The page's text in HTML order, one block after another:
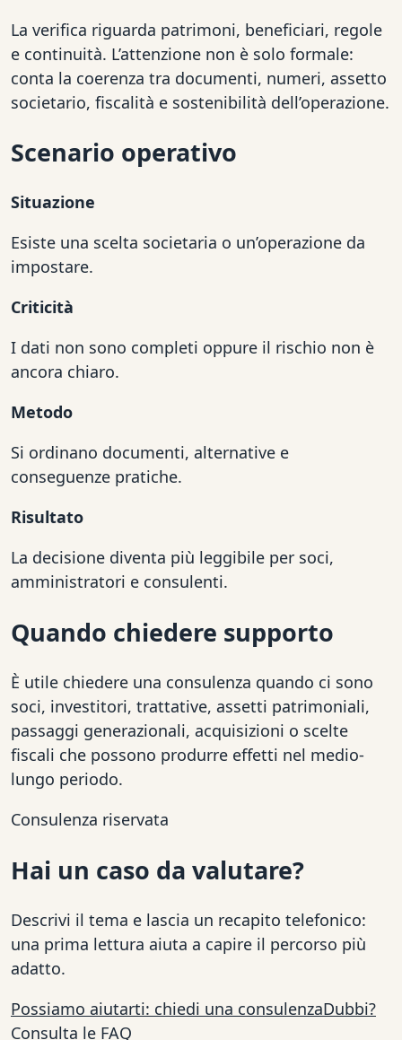
La verifica riguarda patrimoni, beneficiari, regole
e continuità. L’attenzione non è solo formale:
conta la coerenza tra documenti, numeri, assetto
societario, fiscalità e sostenibilità dell’operazione.
Scenario operativo
Situazione
Esiste una scelta societaria o un’operazione da
impostare.
Criticità
I dati non sono completi oppure il rischio non è
ancora chiaro.
Metodo
Si ordinano documenti, alternative e
conseguenze pratiche.
Risultato
La decisione diventa più leggibile per soci,
amministratori e consulenti.
Quando chiedere supporto
È utile chiedere una consulenza quando ci sono
soci, investitori, trattative, assetti patrimoniali,
passaggi generazionali, acquisizioni o scelte
fiscali che possono produrre effetti nel medio-
lungo periodo.
Consulenza riservata
Hai un caso da valutare?
Descrivi il tema e lascia un recapito telefonico:
una prima lettura aiuta a capire il percorso più
adatto.
Possiamo aiutarti: chiedi una consulenzaDubbi?
Consulta le FAQ